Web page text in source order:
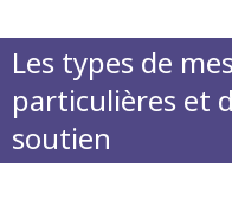
Les types de
particulières et
soutien